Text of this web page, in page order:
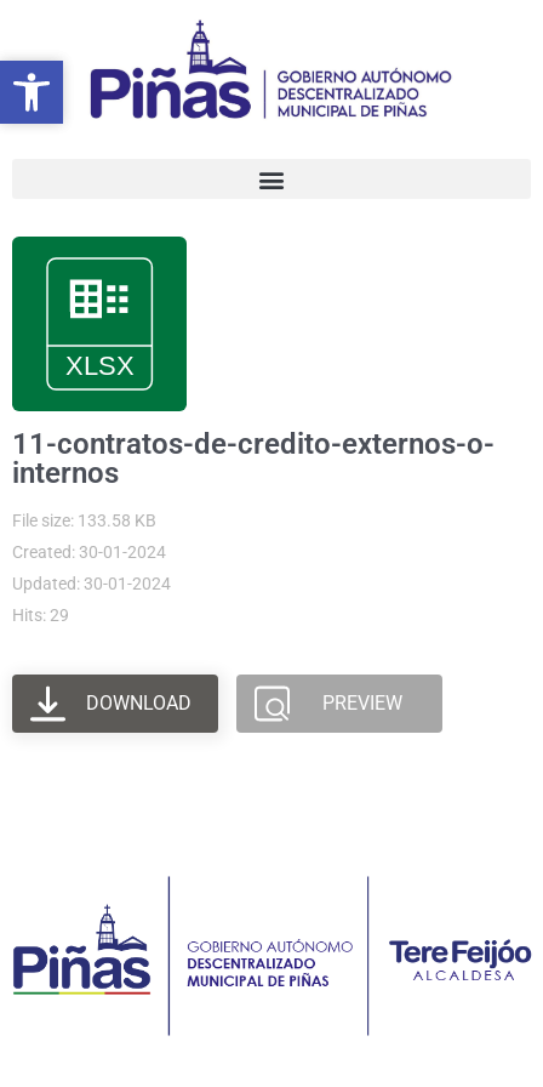
Abrir barra de herramientas
contenido
11-contratos-de-credito-externos-o-
internos
File size: 133.58 KB
Created: 30-01-2024
Updated: 30-01-2024
Hits: 29
DOWNLOAD PREVIEW
Abrir barra de herramientas